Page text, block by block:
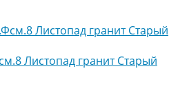
Листопад гранит Старый